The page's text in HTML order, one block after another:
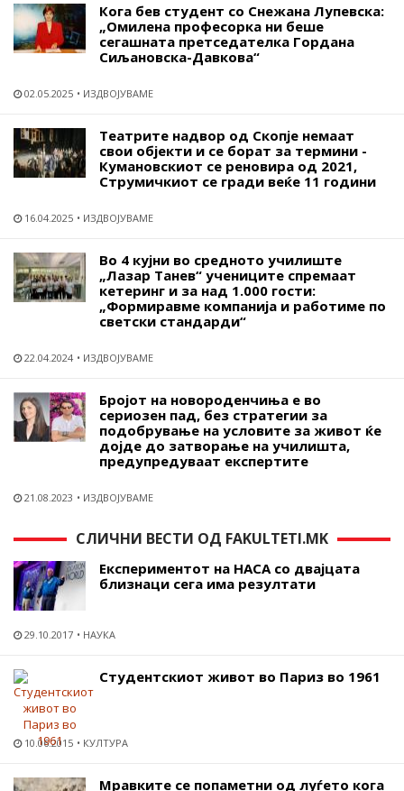
Кога бев студент со Снежана Лупевска:
„Омилена професорка ни беше
сегашната претседателка Гордана
Сиљановска-Давкова“
02.05.2025 ИЗДВОЈУВАМЕ
Театрите надвор од Скопје немаат
свои објекти и се борат за термини -
Кумановскиот се реновира од 2021,
Струмичкиот се гради веќе 11 години
16.04.2025 ИЗДВОЈУВАМЕ
Во 4 кујни во средното училиште
„Лазар Танев“ учениците спремаат
кетеринг и за над 1.000 гости:
„Формиравме компанија и работиме по
светски стандарди“
22.04.2024 ИЗДВОЈУВАМЕ
Бројот на новороденчиња е во
сериозен пад, без стратегии за
подобрување на условите за живот ќе
дојде до затворање на училишта,
предупредуваат експертите
21.08.2023 ИЗДВОЈУВАМЕ
СЛИЧНИ ВЕСТИ ОД FAKULTETI.MK
Експериментот на НАСА со двајцата
близнаци сега има резултати
29.10.2017 НАУКА
Студентскиот живот во Париз во 1961
10.06.2015 КУЛТУРА
Мравките се попаметни од луѓето кога